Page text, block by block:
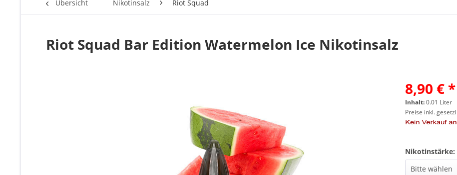
Übersicht Nikotinsalz Riot Squad
Riot Squad Bar Edition Watermelon Ice Nikotinsalz
8,90 € *
Inhalt:0.01 Liter
Preise inkl.
Nikotinstärke: